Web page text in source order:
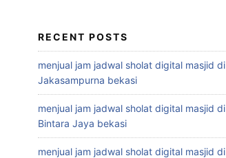
RECENT POSTS
menjual jam jadwal sholat digital masjid di
Jakasampurna bekasi
menjual jam jadwal sholat digital masjid di
Bintara Jaya bekasi
menjual jam jadwal sholat digital masjid di